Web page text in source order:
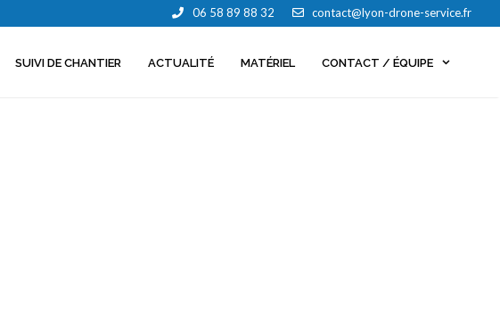
06 58 89 88 32 contact@lyon-drone-service.fr
SUIVI DE CHANTIER ACTUALITÉ MATÉRIEL CONTACT / ÉQUIPE